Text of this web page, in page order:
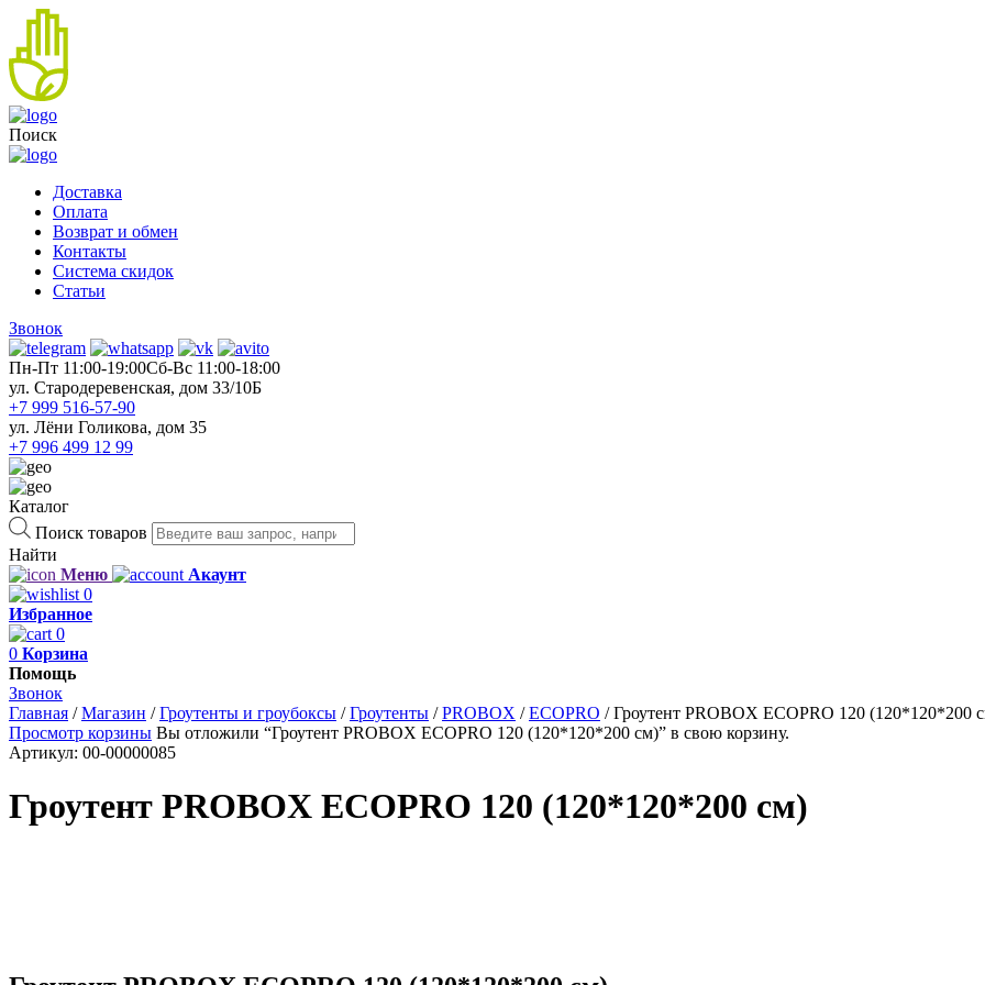
Поиск
Доставка
Оплата
Возврат и обмен
Контакты
Система скидок
Статьи
Звонок
Пн-Пт 11:00-19:00Cб-Вс 11:00-18:00
ул. Стародеревенская, дом 33/10Б
+7 999 516-57-90
ул. Лёни Голикова, дом 35
+7 996 499 12 99
Каталог
Поиск товаров
Найти
Меню
Акаунт
0
Избранное
0
0 Корзина
Помощь
Звонок
Главная /Магазин /Гроутенты и гроубоксы /Гроутенты /PROBOX /ECOPRO /Гроутент PROBOX ECOPRO 120 (120*120*200
Просмотр корзины Вы отложили “Гроутент PROBOX ECOPRO 120 (120*120*200 см)” в свою корзину.
Артикул: 00-00000085
Гроутент PROBOX ECOPRO 120 (120*120*200 см)